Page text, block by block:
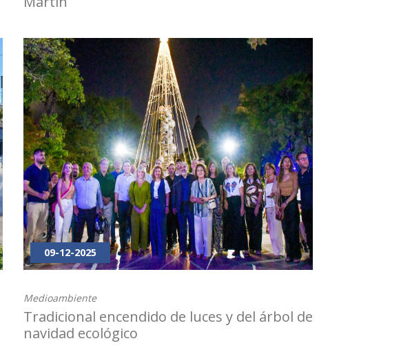
09-12-2025
Medioambiente
Tradicional encendido de luces y del árbol de
navidad ecológico